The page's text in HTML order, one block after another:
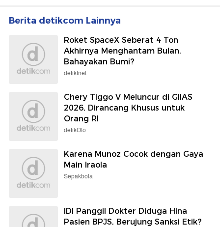
Berita detikcom Lainnya
Roket SpaceX Seberat 4 Ton
Akhirnya Menghantam Bulan,
Bahayakan Bumi?
detikInet
Chery Tiggo V Meluncur di GIIAS
2026, Dirancang Khusus untuk
Orang RI
detikOto
Karena Munoz Cocok dengan Gaya
Main Iraola
Sepakbola
IDI Panggil Dokter Diduga Hina
Pasien BPJS, Berujung Sanksi Etik?